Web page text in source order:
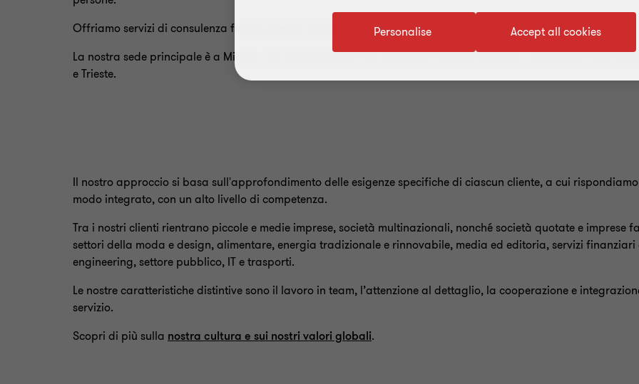
Offriamo servizi di consulenza fiscale, legale, servizi advisory oltre a servizi di payroll e contabilità.
La nostra sede principale è a Milano, ma siamo presenti con altre sedi a Roma e Padova, nonché con staff
e Trieste.
Il nostro approccio si basa sull'approfondimento delle esigenze specifiche di ciascun cliente, a cui
modo integrato, con un alto livello di competenza.
Tra i nostri clienti rientrano piccole e medie imprese, società multinazionali, nonché società quotate e imprese
settori della moda e design, alimentare, energia tradizionale e rinnovabile, media ed editoria, servizi finanziari
engineering, settore pubblico, IT e trasporti.
Le nostre caratteristiche distintive sono il lavoro in team, l’attenzione al dettaglio, la cooperazione e
servizio.
Scopri di più sulla nostra cultura e sui nostri valori globali.
Accept all cookies
Personalise